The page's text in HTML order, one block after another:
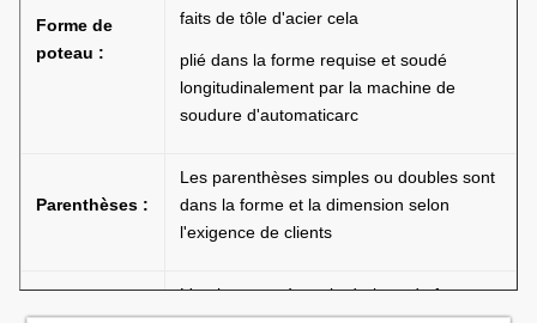
Forme de
poteau :
faits de tôle d'acier cela
plié dans la forme requise et soudé
longitudinalement par la machine de
soudure d'automaticarc
Parenthèses :
Les parenthèses simples ou doubles sont
dans la forme et la dimension selon
l'exigence de clients
L'embase est à angle droit ou de forme